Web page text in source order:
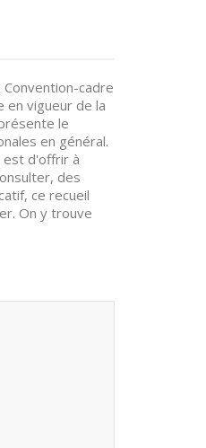
cadre
en vigueur de la
le
en général.
est d'offrir à
des
ce recueil
On y trouve